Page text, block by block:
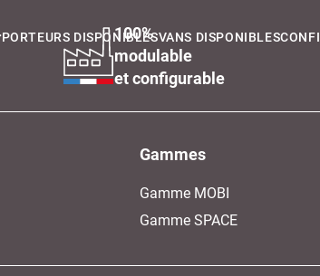
PORTEURS DISPONIBLESVANS DISPONIBLES
100%
modulable
et configurable
Gammes
Gamme MOBI
Gamme SPACE